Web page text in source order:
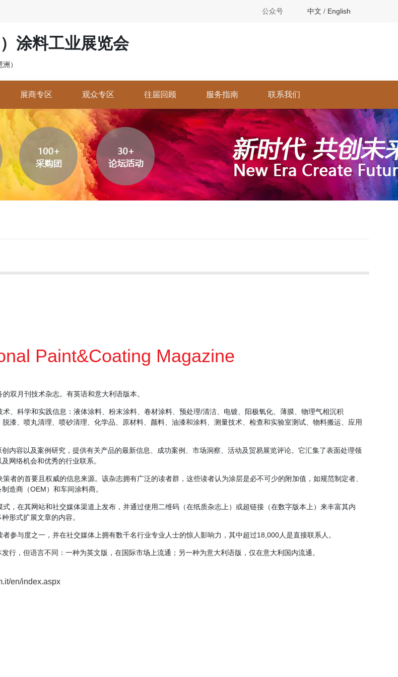
公众号 中文 / English
涂料工业展览会
）
展商专区 观众专区 往届回顾 服务指南 联系我们
Paint&Coating Magazine
双月刊技术杂志。有英语和意大利语版本。
、科学和实践信息：液体涂料、粉末涂料、卷材涂料、预处理/清洁、电镀、阳极氧化、薄膜、物理气相沉积
脱漆、喷丸清理、喷砂清理、化学品、原材料、颜料、油漆和涂料、测量技术、检查和实验室测试、物料搬运、应用
内容以及案例研究，提供有关产品的最新信息、成功案例、市场洞察、活动及贸易展览评论。它汇集了表面处理领
网络机会和优秀的行业联系。
者的首要且权威的信息来源。该杂志拥有广泛的读者群，这些读者认为涂层是必不可少的附加值，如规范制定者、
造商（OEM）和车间涂料商。
，在其网站和社交媒体渠道上发布，并通过使用二维码（在纸质杂志上）或超链接（在数字版本上）来丰富其内
形式扩展文章的内容。
参与度之一，并在社交媒体上拥有数千名行业专业人士的惊人影响力，其中超过18,000人是直接联系人。
行，但语言不同：一种为英文版，在国际市场上流通；另一种为意大利语版，仅在意大利国内流通。
en/index.aspx